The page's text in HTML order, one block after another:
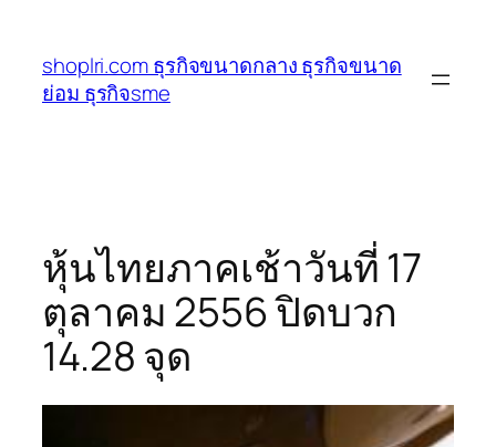
เนื้อหา
shoplri.com ธุรกิจขนาดกลาง ธุรกิจขนาด
ย่อม ธุรกิจsme
หุ้นไทยภาคเช้าวันที่ 17
ตุลาคม 2556 ปิดบวก
14.28 จุด